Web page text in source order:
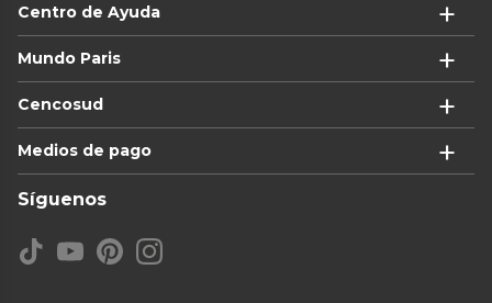
Centro de Ayuda
Mundo Paris
Cencosud
Medios de pago
Síguenos